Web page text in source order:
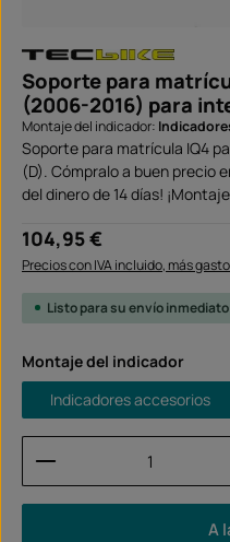
Soporte para
(2006-2016) para
Montaje del indicador:
Soporte para matrícula IQ4
(D). Cómpralo a buen precio
del dinero de 14 días!
Precio normal:
104,95 €
Precios con IVA incluido, más
Listo para su envío inmediato
Seleccione
Montaje del indicador
Indicadores accesorios
Cantidad del
A